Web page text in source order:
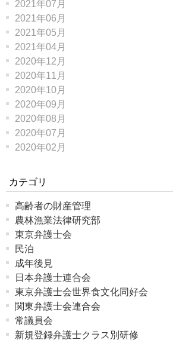
2021年07月
2021年06月
2021年05月
2021年04月
2020年12月
2020年11月
2020年10月
2020年09月
2020年08月
2020年07月
2020年02月
カテゴリ
高齢者の財産管理
農林漁業法律研究部
東京弁護士会
民泊
成年後見
日本弁護士連合会
東京弁護士会世界食文化同好会
関東弁護士会連合会
常議員会
新規登録弁護士クラス別研修